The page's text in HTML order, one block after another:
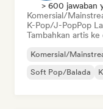
> 600 jawaban
Komersial/
K-Pop/J-PopPop
Tambahkan artis
Komersial/
Soft Pop/Balada